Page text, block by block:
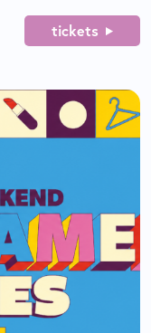
tickets